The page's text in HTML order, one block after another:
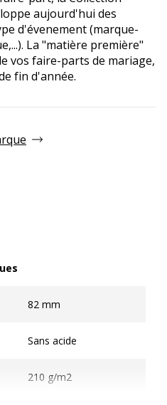
aujourd'hui des
d'évenement (marque-
La "matière première"
vos faire-parts de mariage,
fin d'année.
82 mm
Sans acide
210 g/m2